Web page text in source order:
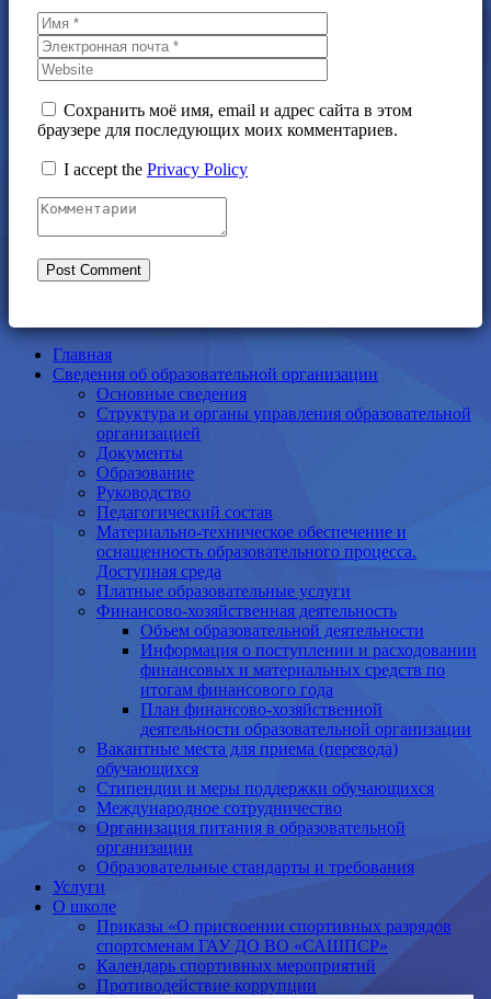
Сохранить моё имя, email и адрес сайта в этом
браузере для последующих моих комментариев.
I accept the Privacy Policy
Главная
Сведения об образовательной организации
Основные сведения
Структура и органы управления образовательной
организацией
Документы
Образование
Руководство
Педагогический состав
Материально-техническое обеспечение и
оснащенность образовательного процесса.
Доступная среда
Платные образовательные услуги
Финансово-хозяйственная деятельность
Объем образовательной деятельности
Информация о поступлении и расходовании
финансовых и материальных средств по
итогам финансового года
План финансово-хозяйственной
деятельности образовательной организации
Вакантные места для приема (перевода)
обучающихся
Стипендии и меры поддержки обучающихся
Международное сотрудничество
Организация питания в образовательной
организации
Образовательные стандарты и требования
Услуги
О школе
Приказы «О присвоении спортивных разрядов
спортсменам ГАУ ДО ВО «САШПСР»
Календарь спортивных мероприятий
Противодействие коррупции